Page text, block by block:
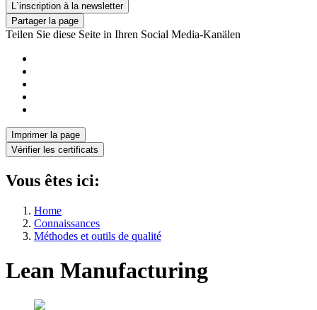
L`inscription à la newsletter
Partager la page
Teilen Sie diese Seite in Ihren Social Media-Kanälen
Imprimer la page
Vérifier les certificats
Vous êtes ici:
Home
Connaissances
Méthodes et outils de qualité
Lean Manufacturing